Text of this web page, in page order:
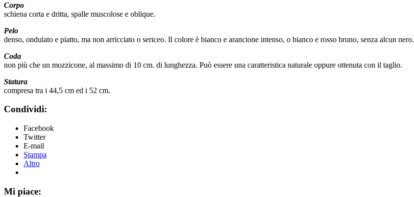
Corpo
schiena corta e dritta, spalle muscolose e oblique.
Pelo
denso, ondulato e piatto, ma non arricciato o sericeo. Il colore è bianco e arancione intenso, o bianco e rosso bruno, senza alcun nero.
Coda
non più che un mozzicone, al massimo di 10 cm. di lunghezza. Può essere una caratteristica naturale oppure ottenuta con il taglio.
Statura
compresa tra i 44,5 cm ed i 52 cm.
Condividi:
Facebook
Twitter
E-mail
Stampa
Altro
Mi piace: